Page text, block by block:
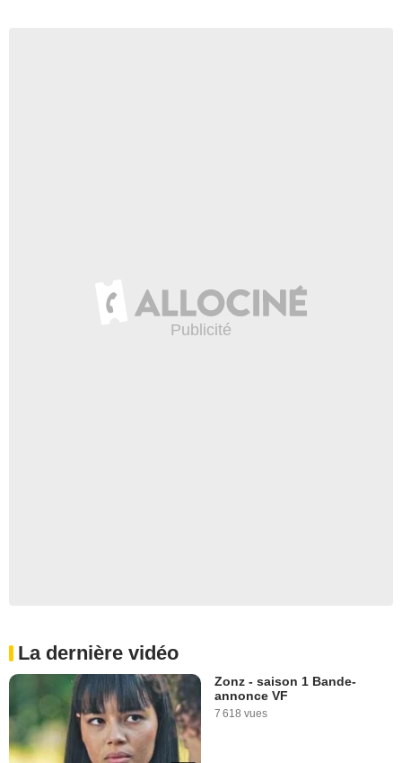
La dernière vidéo
Zonz - saison 1 Bande-
annonce VF
7 618 vues